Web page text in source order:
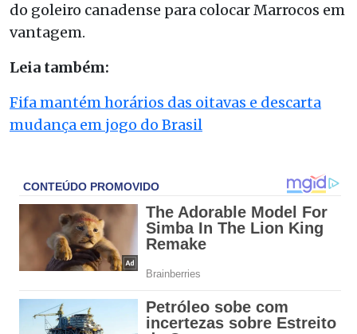
do goleiro canadense para colocar Marrocos em
vantagem.
Leia também:
Fifa mantém horários das oitavas e descarta
mudança em jogo do Brasil
placar em um rápido contra-ataque. Aos 46